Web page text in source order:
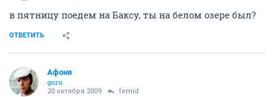
в пятницу поедем на Баксу, ты на белом озере был?
ОТВЕТИТЬ
Aфоня
guru
20 октября 2009 femid